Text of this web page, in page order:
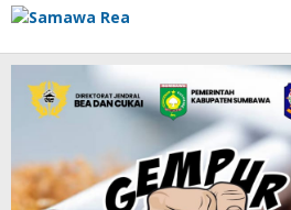
Lewati
konten